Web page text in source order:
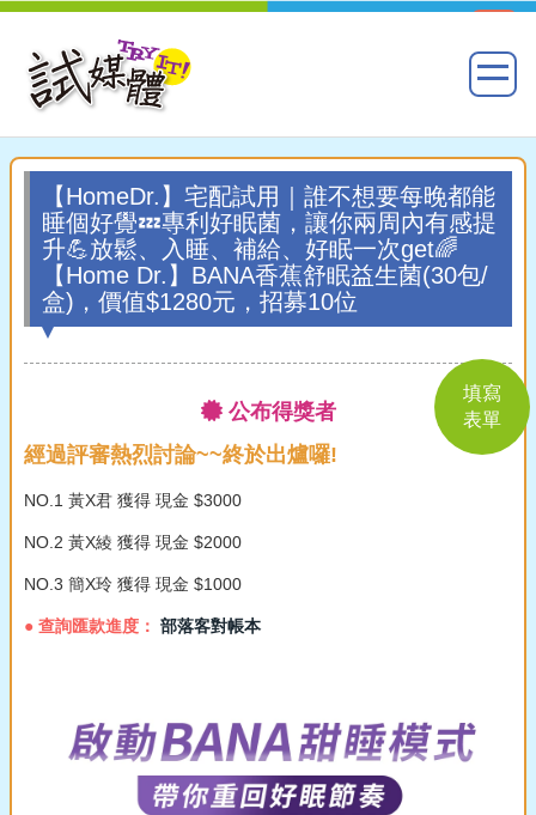
【HomeDr.】宅配試用｜誰不想要每晚都能
睡個好覺💤專利好眠菌，讓你兩周內有感提
升💪放鬆、入睡、補給、好眠一次get🌈
【Home Dr.】BANA香蕉舒眠益生菌(30包/
盒)，價值$1280元，招募10位
公布得獎者
經過評審熱烈討論~~終於出爐囉!
NO.1 黃X君 獲得 現金 $3000
NO.2 黃X綾 獲得 現金 $2000
NO.3 簡X玲 獲得 現金 $1000
● 查詢匯款進度： 部落客對帳本
填寫
表單